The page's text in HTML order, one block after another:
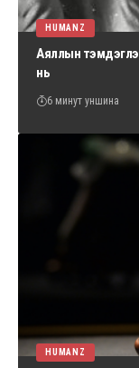
HUMANZ
Аяллын
нь
6 минут уншина
HUMANZ